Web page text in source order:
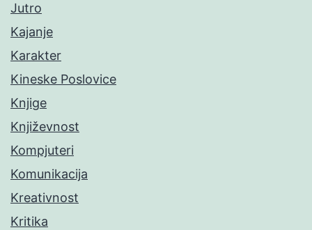
Jutro
Kajanje
Karakter
Kineske Poslovice
Knjige
Književnost
Kompjuteri
Komunikacija
Kreativnost
Kritika